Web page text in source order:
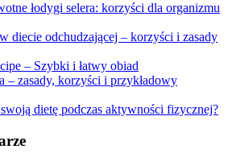
łodygi selera: korzyści dla organizmu
diecie odchudzającej – korzyści i zasady
– Szybki i łatwy obiad
– zasady, korzyści i przykładowy
dietę podczas aktywności fizycznej?